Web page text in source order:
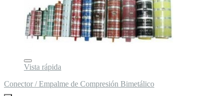
Vista rápida
Conector / Empalme de Compresión Bimetálico